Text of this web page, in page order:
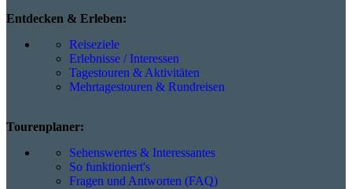
Entdecken & Erleben:
Reiseziele
Erlebnisse / Interessen
Tagestouren & Aktivitäten
Mehrtagestouren & Rundreisen
Tourenplaner:
Sehenswertes & Interessantes
So funktioniert's
Fragen und Antworten (FAQ)